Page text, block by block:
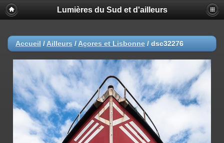
Lumières du Sud et d'ailleurs
Accueil / Ailleurs / Açores et Lisbonne / dsc32276